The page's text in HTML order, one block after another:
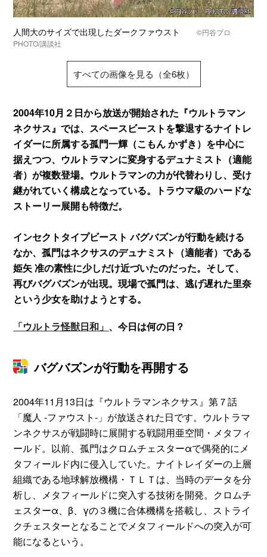
人間大のサイズで出現したダークファウスト©円谷プロ
PHOTO/講談社
すべての画像を見る（全6枚）
2004年10月２日から放送が開始された『ウルトラマン
ネクサス』では、スペースビーストを撃退するナイトレ
イダーに所属する孤門一輝（こもん かずき）を中心に
据えつつ、ウルトラマンに変身するデュナミスト（適能
者）が複数登場。ウルトラマンの力が代替わりし、受け
継がれていく構成となっている。トラウマ級のハードな
ストーリー展開も特徴だ。
インセクトタイプビースト バグバズンが行動を続ける
なか、孤門はネクサスのデュナミスト（適能者）である
姫矢 准の素性に少しだけ近づいたのだった。そして、
再びバグバズンが出現。現場で孤門は、逃げ遅れた里奈
という少女を助けようとする。
「ウルトラ怪獣日和」 、今日は何の日？
バグバズンが行動を再開する
2004年11月13日は『ウルトラマンネクサス』第７話
「魔人 -ファウスト-」が放送された日です。ウルトラマ
ンネクサスが戦闘時に展開する戦闘用亜空間・メタフィ
ールド。以前、孤門はクロムチェスターαで偶発的にメ
タフィールド内に侵入していた。ナイトレイダーの上層
組織である地球解放機構・ＴＬＴは、当時のデータを分
析し、メタフィールドに突入する技術を開発。クロムチ
ェスターα、β、γの３機に合体機構を搭載し、ストライ
クチェスターとなることでメタフィールドへの突入が可
能になるという。